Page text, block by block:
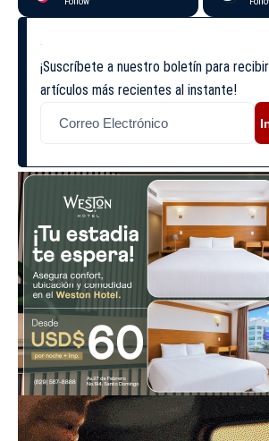
¡Suscríbete a nuestro boletín para
artículos más recientes al instante!